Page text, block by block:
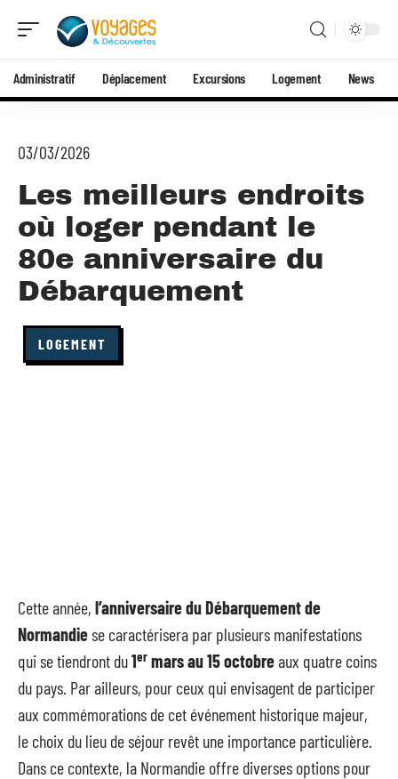
Administratif Déplacement Excursions Logement News
03/03/2026
Les meilleurs endroits
où loger pendant le
80e anniversaire du
Débarquement
LOGEMENT
Cette année, l’anniversaire du Débarquement de
Normandiese caractérisera par plusieurs manifestations
qui se tiendront du1er mars au 15 octobreaux quatre coins
du pays. Par ailleurs, pour ceux qui envisagent de participer
aux commémorations de cet événement historique majeur,
le choix du lieu de séjour revêt une importance particulière.
Dans ce contexte, la Normandie offre diverses options pour